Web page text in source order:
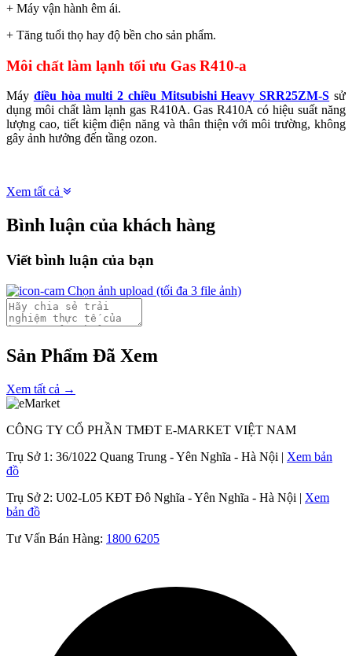
+ Máy vận hành êm ái.
+ Tăng tuổi thọ hay độ bền cho sản phẩm.
Môi chất làm lạnh tối ưu Gas R410-a
Máy điều hòa multi 2 chiều Mitsubishi Heavy SRR25ZM-S sử
dụng môi chất làm lạnh gas R410A. Gas R410A có hiệu suất năng
lượng cao, tiết kiệm điện năng và thân thiện với môi trường, không
gây ảnh hưởng đến tầng ozon.
Xem tất cả
Bình luận của khách hàng
Viết bình luận của bạn
Chọn ảnh upload (tối đa 3 file ảnh)
Sản Phẩm Đã Xem
Xem tất cả →
CÔNG TY CỔ PHẦN TMĐT E-MARKET VIỆT NAM
Trụ Sở 1: 36/1022 Quang Trung - Yên Nghĩa - Hà Nội | Xem bản
đồ
Trụ Sở 2: U02-L05 KĐT Đô Nghĩa - Yên Nghĩa - Hà Nội | Xem
bản đồ
Tư Vấn Bán Hàng: 1800 6205